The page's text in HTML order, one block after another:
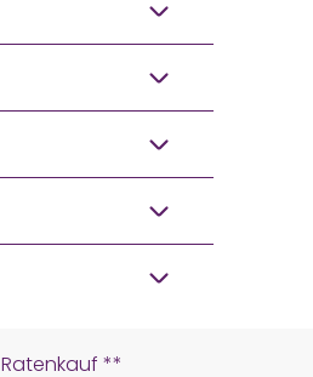
Ratenkauf **